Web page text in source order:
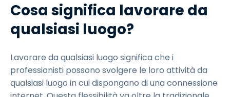
Cosa significa lavorare da
qualsiasi luogo?
Lavorare da qualsiasi luogo significa che i
professionisti possono svolgere le loro attività da
qualsiasi luogo in cui dispongano di una connessione